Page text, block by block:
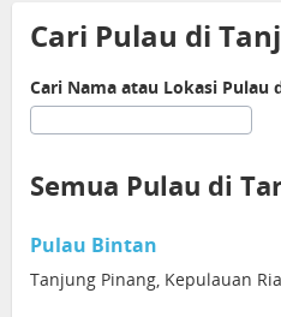
Cari Pulau di
Cari Nama atau Lokasi Pulau
Semua Pulau di
Pulau Bintan
Tanjung Pinang, Kepulauan